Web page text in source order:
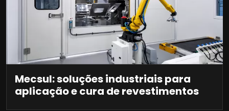
Mecsul: soluções industriais para
aplicação e cura de revestimentos